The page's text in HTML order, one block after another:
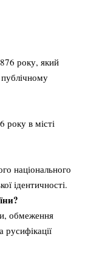
року, який
публічному
року в місті
національного
ідентичності.
обмеження